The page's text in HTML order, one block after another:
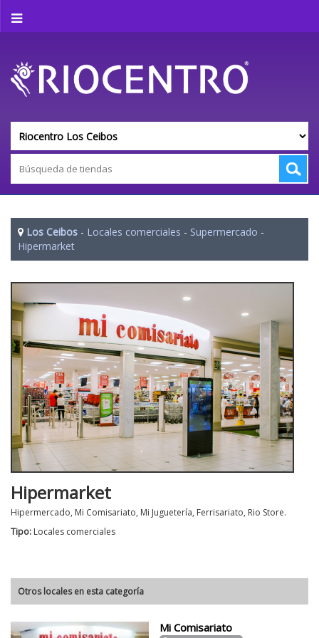
Los Ceibos - Locales comerciales - Supermercado -
Hipermarket
Hipermarket
Hipermercado, Mi Comisariato, Mi Juguetería, Ferrisariato, Rio Store.
Tipo: Locales comerciales
Otros locales en esta categoría
Mi Comisariato